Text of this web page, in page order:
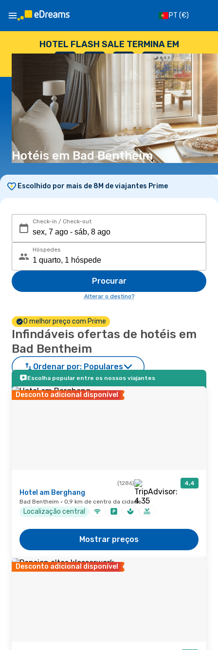
PT (€)
HOTEL FLASH SALE TERMINA EM
--
DIAS
: --
HORAS
: --
SEGUNDOS
Hotéis em Bad Bentheim
Escolhido por mais de 8M de viajantes Prime
Check-in / Check-out
Hóspedes
Procurar
Alterar o destino?
O melhor preço com Prime
Infindáveis ofertas de hotéis em
Bad Bentheim
Ordenar por: Populares
Escolha popular entre os nossos viajantes
Desconto adicional disponível
(1286) 4,4
Hotel am Berghang
Bad Bentheim · 0,9 km de centro da cidade
Localização central
Mostrar preços
Desconto adicional disponível